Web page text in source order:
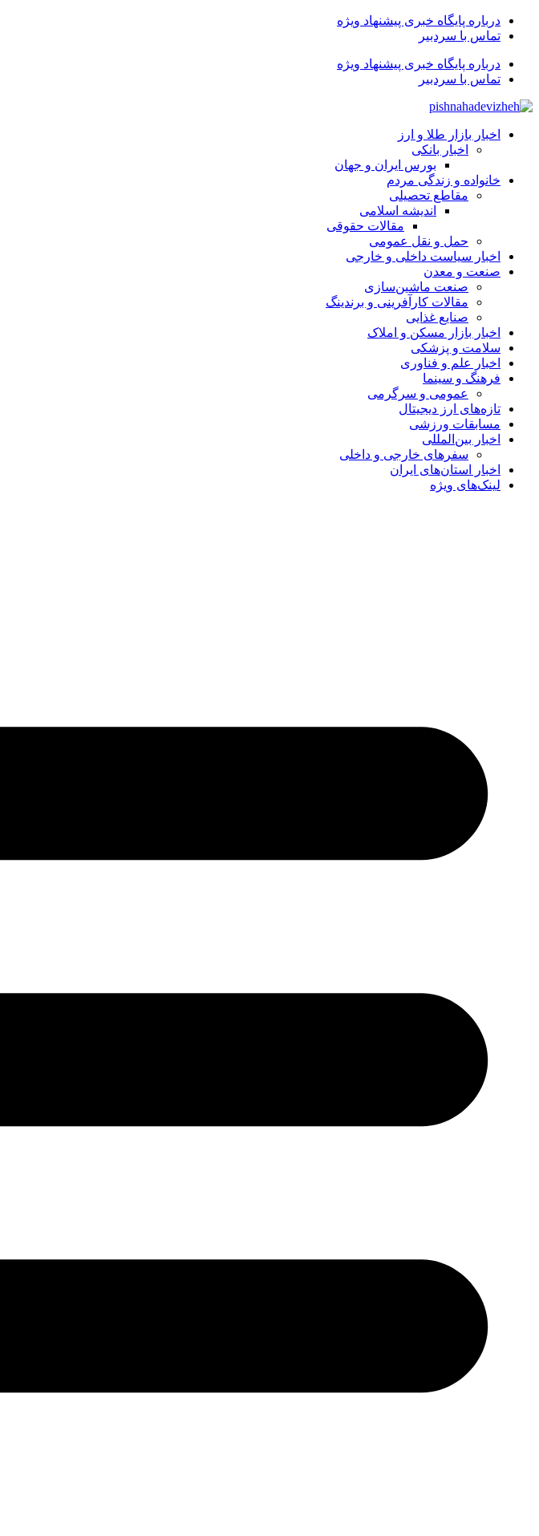
درباره پایگاه خبری پیشنهاد ویژه
تماس با سردبیر
درباره پایگاه خبری پیشنهاد ویژه
تماس با سردبیر
اخبار بازار طلا و ارز
اخبار بانکی
بورس ایران و جهان
خانواده و زندگی مردم
مقاطع تحصیلی
اندیشه اسلامی
مقالات حقوقی
حمل و نقل عمومی
اخبار سیاست داخلی و خارجی
صنعت و معدن
صنعت ماشین‌سازی
مقالات کارآفرینی و برندینگ
صنایع غذایی
اخبار بازار مسکن و املاک
سلامت و پزشکی
اخبار علم و فناوری
فرهنگ و سینما
عمومی و سرگرمی
تازه‌های ارز دیجیتال
مسابقات ورزشی
اخبار بین‌المللی
سفرهای خارجی و داخلی
اخبار استان‌های ایران
لینک‌های ویژه